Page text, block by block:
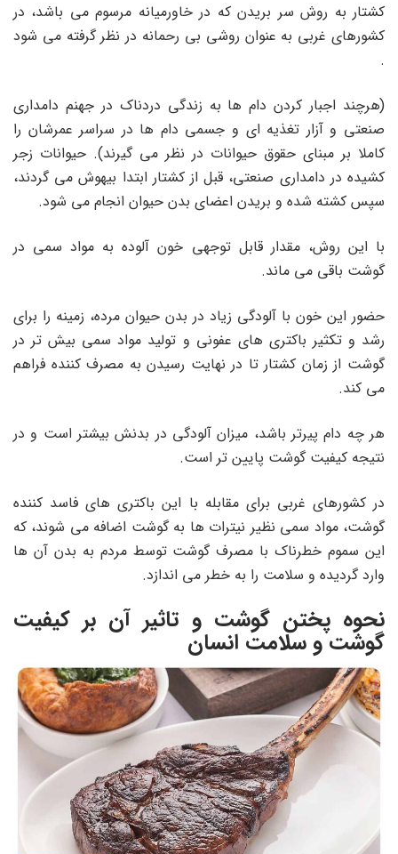
کشتار به روش سر بریدن که در خاورمیانه مرسوم می باشد، در
کشورهای غربی به عنوان روشی بی رحمانه در نظر گرفته می شود
.
(هرچند اجبار کردن دام ها به زندگی دردناک در جهنم دامداری
صنعتی و آزار تغذیه ای و جسمی دام ها در سراسر عمرشان را
کاملا بر مبنای حقوق حیوانات در نظر می گیرند). حیوانات زجر
کشیده در دامداری صنعتی، قبل از کشتار ابتدا بیهوش می گردند،
سپس کشته شده و بریدن اعضای بدن حیوان انجام می شود.
با این روش، مقدار قابل توجهی خون آلوده به مواد سمی در
گوشت باقی می ماند.
حضور این خون با آلودگی زیاد در بدن حیوان مرده، زمینه را برای
رشد و تکثیر باکتری های عفونی و تولید مواد سمی بیش تر در
گوشت از زمان کشتار تا در نهایت رسیدن به مصرف کننده فراهم
می کند.
هر چه دام پیرتر باشد، میزان آلودگی در بدنش بیشتر است و در
نتیجه کیفیت گوشت پایین تر است.
در کشورهای غربی برای مقابله با این باکتری های فاسد کننده
گوشت، مواد سمی نظیر نیترات ها به گوشت اضافه می شوند، که
این سموم خطرناک با مصرف گوشت توسط مردم به بدن آن ها
وارد گردیده و سلامت را به خطر می اندازد.
نحوه پختن گوشت و تاثیر آن بر کیفیت
گوشت و سلامت انسان